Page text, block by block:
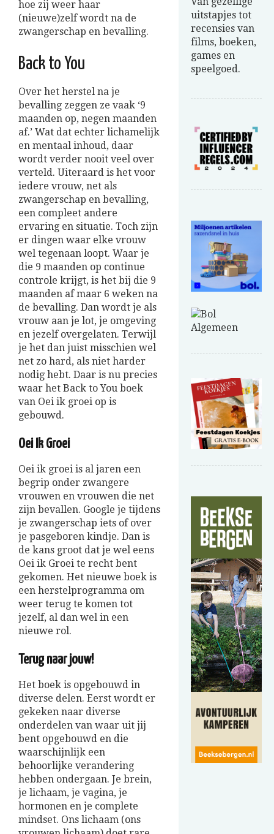
hoe zij weer haar
(nieuwe)zelf wordt na de
zwangerschap en bevalling.
Back to You
Over het herstel na je
bevalling zeggen ze vaak ‘9
maanden op, negen maanden
af.’ Wat dat echter lichamelijk
en mentaal inhoud, daar
wordt verder nooit veel over
verteld. Uiteraard is het voor
iedere vrouw, net als
zwangerschap en bevalling,
een compleet andere
ervaring en situatie. Toch zijn
er dingen waar elke vrouw
wel tegenaan loopt. Waar je
die 9 maanden op continue
controle krijgt, is het bij die 9
maanden af maar 6 weken na
de bevalling. Dan wordt je als
vrouw aan je lot, je omgeving
en jezelf overgelaten. Terwijl
je het dan juist misschien wel
net zo hard, als niet harder
nodig hebt. Daar is nu precies
waar het Back to You boek
van Oei ik groei op is
gebouwd.
Oei Ik Groei
Oei ik groei is al jaren een
begrip onder zwangere
vrouwen en vrouwen die net
zijn bevallen. Google je tijdens
je zwangerschap iets of over
je pasgeboren kindje. Dan is
de kans groot dat je wel eens
Oei ik Groei te recht bent
gekomen. Het nieuwe boek is
een herstelprogramma om
weer terug te komen tot
jezelf, al dan wel in een
nieuwe rol.
Terug naar jouw!
Het boek is opgebouwd in
diverse delen. Eerst wordt er
gekeken naar diverse
onderdelen van waar uit jij
bent opgebouwd en die
waarschijnlijk een
behoorlijke verandering
hebben ondergaan. Je brein,
je lichaam, je vagina, je
hormonen en je complete
mindset. Ons lichaam (ons
uitstapjes tot
recensies van
films, boeken,
games en
speelgoed.